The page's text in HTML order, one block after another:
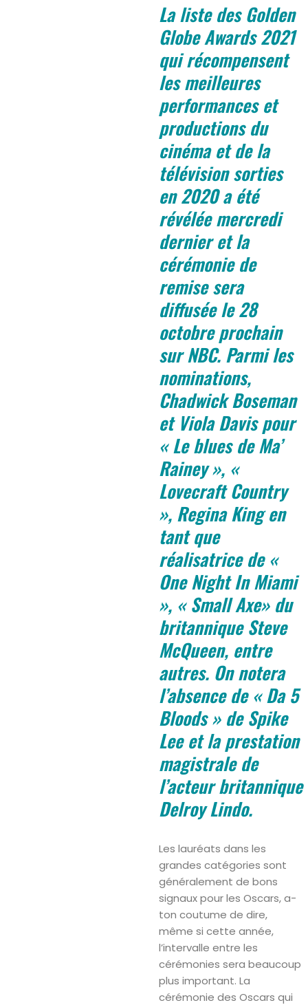
La liste des Golden
Globe Awards 2021
qui récompensent
les meilleures
performances et
productions du
cinéma et de la
télévision sorties
en 2020a été
révélée mercredi
dernier et la
cérémonie de
remise sera
diffusée le 28
octobre prochain
sur NBC. Parmi les
nominations,
Chadwick Boseman
et Viola Davis pour
« Le blues de Ma’
Rainey », «
Lovecraft Country
», Regina King en
tant que
réalisatrice de «
One Night In Miami
», « Small Axe» du
britannique Steve
McQueen, entre
autres. On notera
l’absence de « Da 5
Bloods » de Spike
Lee et la prestation
magistrale de
l’acteur britannique
Delroy Lindo.
Les lauréats dans les
grandes catégories sont
généralement de bons
signaux pour les Oscars, a-
ton coutume de dire,
même si cette année,
l’intervalle entre les
cérémonies sera beaucoup
plus important. La
cérémonie des Oscars qui